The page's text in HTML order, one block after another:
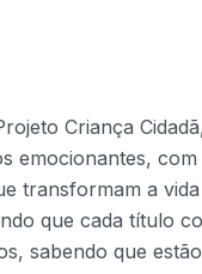
Criança
emocionantes,
transformam a
que cada título
sabendo que